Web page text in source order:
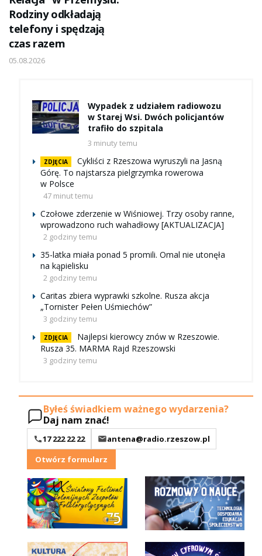
Rodziny odkładają
telefony i spędzają
czas razem
05.08.2026
Wypadek z udziałem radiowozu
w Starej Wsi. Dwóch policjantów
trafiło do szpitala
3 minuty temu
ZDJĘCIA
Cykliści z Rzeszowa wyruszyli na Jasną
Górę. To najstarsza pielgrzymka rowerowa
w Polsce
47 minut temu
Czołowe zderzenie w Wiśniowej. Trzy osoby ranne,
wprowadzono ruch wahadłowy [AKTUALIZACJA]
2 godziny temu
35-latka miała ponad 5 promili. Omal nie utonęła
na kąpielisku
2 godziny temu
Caritas zbiera wyprawki szkolne. Rusza akcja
„Tornister Pełen Uśmiechów”
3 godziny temu
ZDJĘCIA
Najlepsi kierowcy znów w Rzeszowie.
Rusza 35. MARMA Rajd Rzeszowski
3 godziny temu
Byłeś świadkiem ważnego wydarzenia?
Daj nam znać!
17 222 22 22
antena@radio.rzeszow.pl
Otwórz formularz